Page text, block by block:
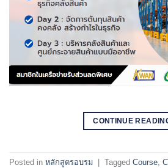
CONTINUE
Posted in หลักสูตรอบรม Tagged Course